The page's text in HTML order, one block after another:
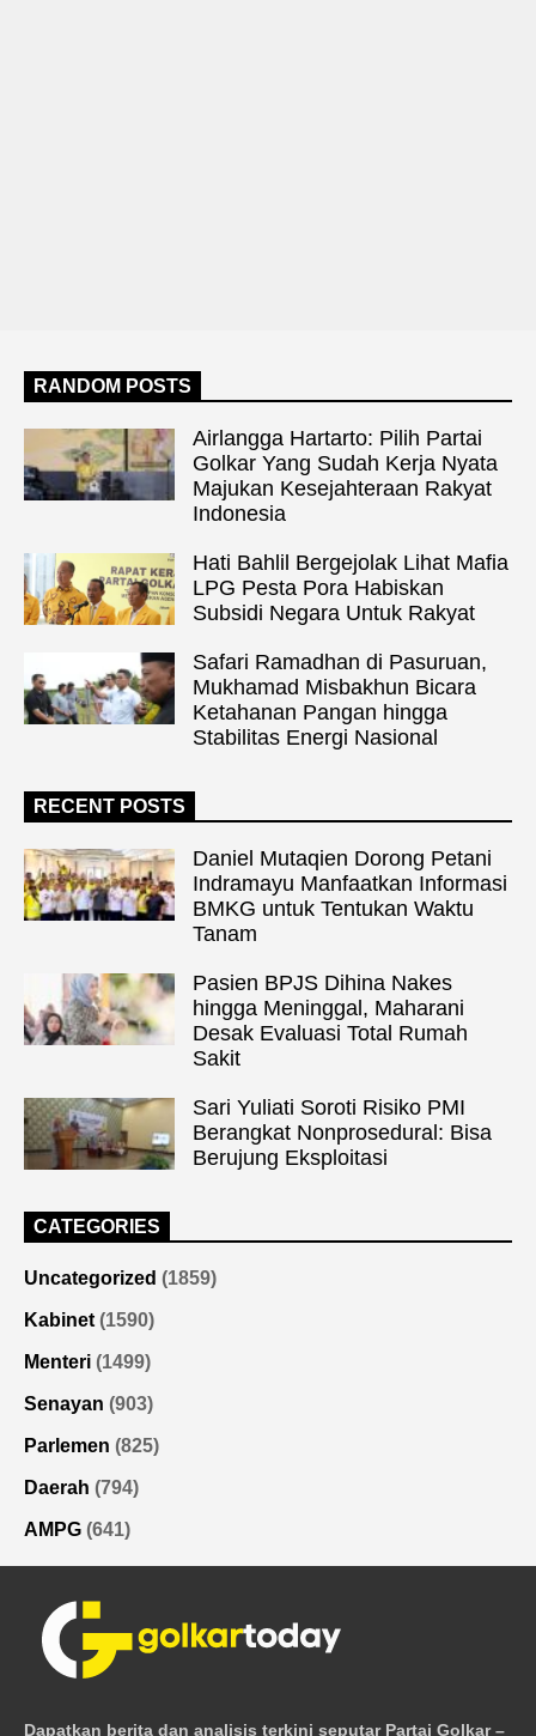
RANDOM POSTS
Airlangga Hartarto: Pilih Partai
Golkar Yang Sudah Kerja Nyata
Majukan Kesejahteraan Rakyat
Indonesia
Hati Bahlil Bergejolak Lihat Mafia
LPG Pesta Pora Habiskan
Subsidi Negara Untuk Rakyat
Safari Ramadhan di Pasuruan,
Mukhamad Misbakhun Bicara
Ketahanan Pangan hingga
Stabilitas Energi Nasional
RECENT POSTS
Daniel Mutaqien Dorong Petani
Indramayu Manfaatkan Informasi
BMKG untuk Tentukan Waktu
Tanam
Pasien BPJS Dihina Nakes
hingga Meninggal, Maharani
Desak Evaluasi Total Rumah
Sakit
Sari Yuliati Soroti Risiko PMI
Berangkat Nonprosedural: Bisa
Berujung Eksploitasi
CATEGORIES
Uncategorized (1859)
Kabinet (1590)
Menteri (1499)
Senayan (903)
Parlemen (825)
Daerah (794)
AMPG (641)
Dapatkan berita dan analisis terkini seputar Partai Golkar –